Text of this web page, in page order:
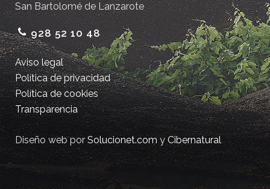
San Bartolomé de Lanzarote
928 52 10 48
Aviso legal
Política de privacidad
Política de cookies
Transparencia
Diseño web porSolucionet.comyCibernatural